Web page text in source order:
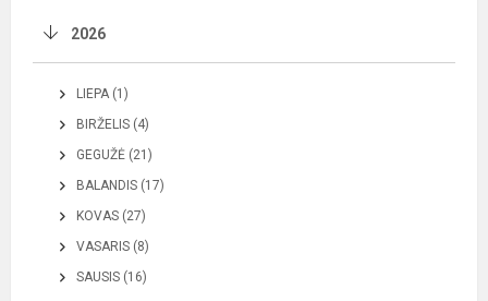
2026
LIEPA (1)
BIRŽELIS (4)
GEGUŽĖ (21)
BALANDIS (17)
KOVAS (27)
VASARIS (8)
SAUSIS (16)